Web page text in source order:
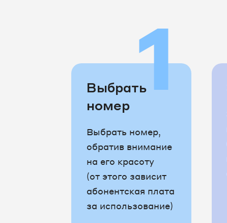
1
Выбрать
номер
Выбрать номер,
обратив внимание
на его красоту
(от этого зависит
абонентская плата
за использование)